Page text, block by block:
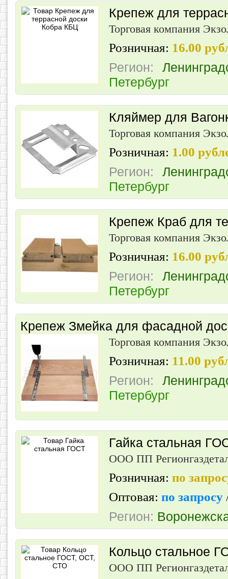
Крепеж для
Торговая компания
Розничная: 16.00
Регион:
Петербург
Кляймер для
Торговая компания
Розничная: 1.00
Регион:
Петербург
Крепеж Краб для
Торговая компания
Розничная: 16.00
Регион:
Петербург
Крепеж Змейка для фасадной
Торговая компания
Розничная: 11.00
Регион:
Петербург
Гайка стальная
ООО ПП
Розничная: по
Оптовая: по запросу
Регион:
Кольцо стальное
ООО ПП